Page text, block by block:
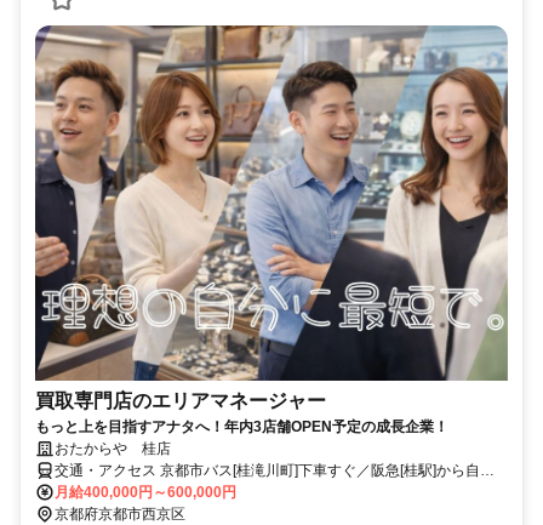
買取専門店のエリアマネージャー
もっと上を目指すアナタへ！年内3店舗OPEN予定の成長企業！
おたからや 桂店
交通・アクセス 京都市バス[桂滝川町]下車すぐ／阪急[桂駅]から自転
車6分／JR[西大路駅]から自転車15分
月給400,000円～600,000円
京都府京都市西京区